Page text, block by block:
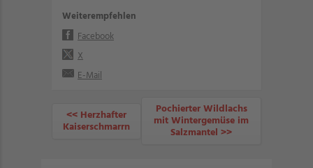
Weiterempfehlen
Facebook
X
E-Mail
<< Herzhafter
Kaiserschmarrn
Pochierter Wildlachs
mit Wintergemüse im
Salzmantel >>